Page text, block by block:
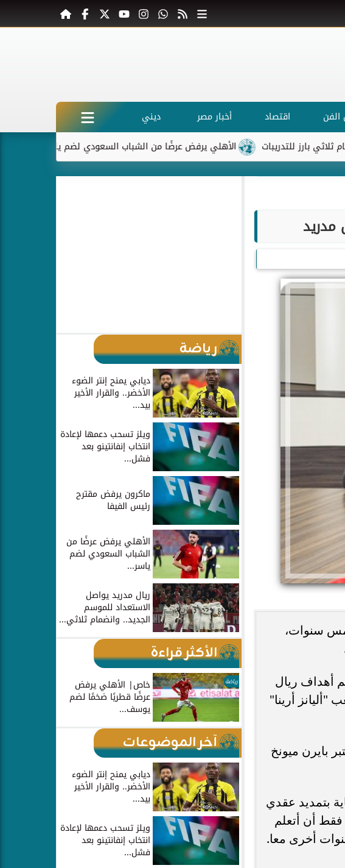
اقتصاد أخبار مصر
ديني
الأهلي يرفض عرضًا من الشباب السعودي لضم ياسر إبراهيم للتدريبات
مدريد
سنوات،
أهداف ريال
أرينا"
يعتبر بايرن ميونخ
بتمديد عقدي
عندما كان عمري 18 عاما وأردت فقط أن أتعلم
أخرى معا.
رياضة
ديابي يمنح إنتر الضوء
الأخضر.. والقرار الأخير
بيد...
ويلز تسحب دعمها لإعادة
انتخاب إنفانتينو بعد
فشل...
ماكرون يرفض مقترح
رئيس الفيفا
الأهلي يرفض عرضًا من
الشباب السعودي لضم
ياسر...
ريال مدريد يواصل
الاستعداد للموسم
الجديد.. وانضمام ثلاثي...
الأكثر قراءة
رياضة خاص| الأهلي يرفض
عرضًا قطريًا ضخمًا لضم
يوسف...
آخر الموضوعات
ديابي يمنح إنتر الضوء
الأخضر.. والقرار الأخير
بيد...
ويلز تسحب دعمها لإعادة
انتخاب إنفانتينو بعد
فشل...